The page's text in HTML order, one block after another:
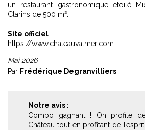
un restaurant gastronomique étoilé
Clarins de 500 m².
Site officiel
https://www.chateauvalmer.com
Mai 2026
Par Frédérique Degranvilliers
Notre avis :
Combo gagnant ! On profite
Château tout en profitant de